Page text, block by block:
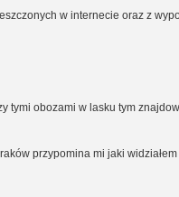
w internecie oraz z
tymi obozami w lasku tym
przypomina mi jaki